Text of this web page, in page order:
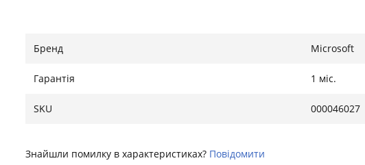
Бренд Microsoft
Гарантія 1 міс.
SKU 000046027
Знайшли помилку в характеристиках? Повідомити